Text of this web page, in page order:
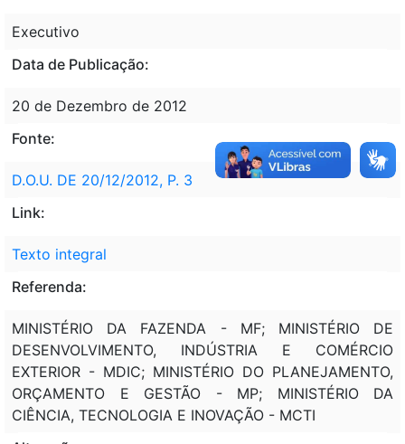
Executivo
Data de Publicação:
20 de Dezembro de 2012
Fonte:
D.O.U. DE 20/12/2012, P. 3
Link:
Texto integral
Referenda:
MINISTÉRIO DA FAZENDA - MF; MINISTÉRIO DE
DESENVOLVIMENTO, INDÚSTRIA E COMÉRCIO
EXTERIOR - MDIC; MINISTÉRIO DO PLANEJAMENTO,
ORÇAMENTO E GESTÃO - MP; MINISTÉRIO DA
CIÊNCIA, TECNOLOGIA E INOVAÇÃO - MCTI